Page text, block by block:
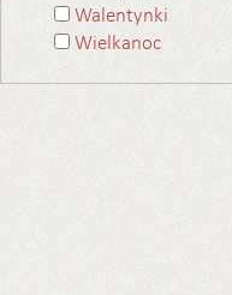
Walentynki
Wielkanoc